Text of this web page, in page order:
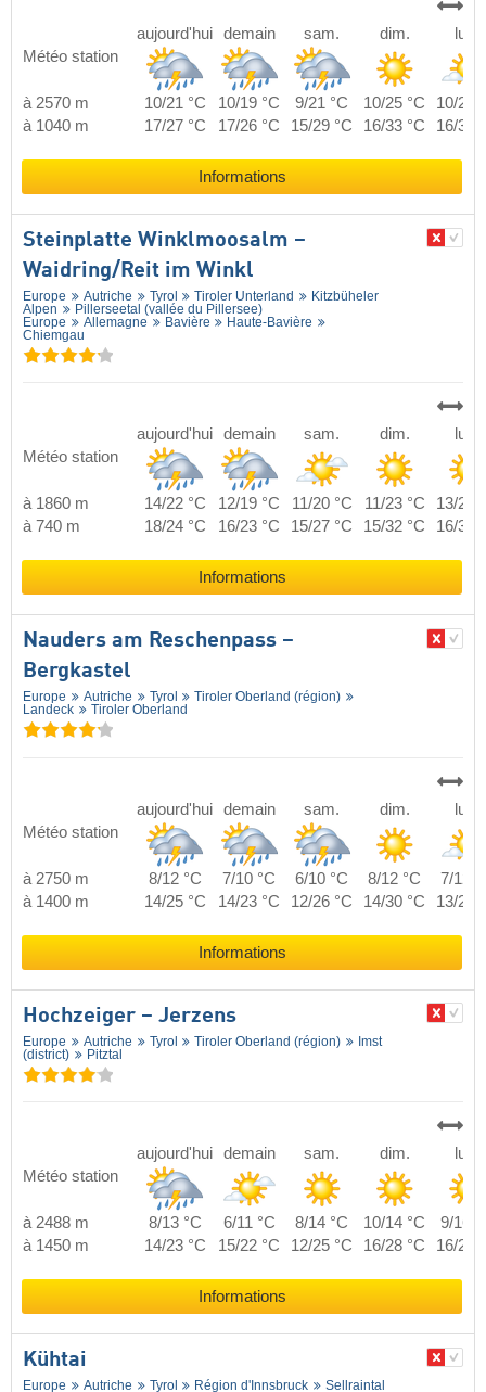
Météo station
aujourd'hui demain sam. dim. lun.
à 2570 m 10/21 °C 10/19 °C 9/21 °C 10/25 °C
10/23
à 1040 m
17/27 °C 17/26 °C 15/29 °C 16/33 °C 16/31
Informations
Steinplatte Winklmoosalm –
Waidring/​Reit im Winkl
Europe Autriche Tyrol Tiroler Unterland
Kitzbüheler
Alpen
Pillerseetal (vallée du Pillersee)
Europe
Allemagne Bavière
Haute-Bavière
Chiemgau
Météo station
aujourd'hui demain sam. dim. lun.
à 1860 m 14/22 °C 12/19 °C 11/20 °C 11/23 °C
13/23
à 740 m
18/24 °C 16/23 °C 15/27 °C 15/32 °C 16/32
Informations
Nauders am Reschenpass –
Bergkastel
Europe Autriche Tyrol
Tiroler Oberland (région)
Landeck
Tiroler Oberland
Météo station
aujourd'hui demain sam. dim. lun.
à 2750 m 8/12 °C 7/10 °C 6/10 °C 8/12 °C
7/12
à 1400 m
14/25 °C 14/23 °C 12/26 °C 14/30 °C 13/28
Informations
Hochzeiger – Jerzens
Europe Autriche Tyrol Tiroler Oberland (région)
Imst
(district)
Pitztal
Météo station
aujourd'hui demain sam. dim. lun.
à 2488 m 8/13 °C 6/11 °C 8/14 °C 10/14 °C
9/16
à 1450 m
14/23 °C 15/22 °C 12/25 °C 16/28 °C 16/28
Informations
Kühtai
Europe Autriche Tyrol Région d'Innsbruck
Sellraintal